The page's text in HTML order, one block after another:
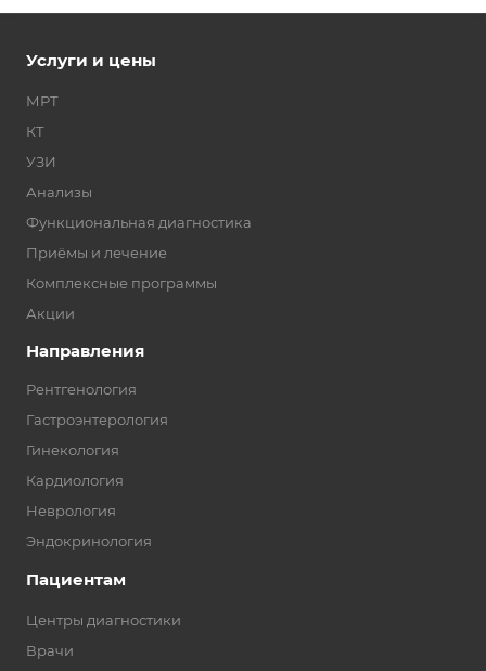
Услуги и цены
МРТ
КТ
УЗИ
Анализы
Функциональная диагностика
Приёмы и лечение
Комплексные программы
Акции
Направления
Рентгенология
Гастроэнтерология
Гинекология
Кардиология
Неврология
Эндокринология
Пациентам
Центры диагностики
Врачи